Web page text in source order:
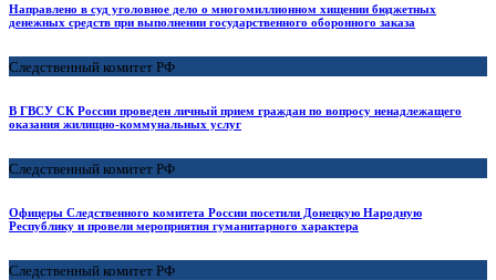
Направлено в суд уголовное дело о многомиллионном хищении бюджетных
денежных средств при выполнении государственного оборонного заказа
Следственный комитет РФ
В ГВСУ СК России проведен личный прием граждан по вопросу ненадлежащего
оказания жилищно-коммунальных услуг
Следственный комитет РФ
Офицеры Следственного комитета России посетили Донецкую Народную
Республику и провели мероприятия гуманитарного характера
Следственный комитет РФ